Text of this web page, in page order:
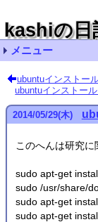
kashiの日
メニュー
最近の記事一覧
kv-0.4.62
kv-0.4.61
kv-0.4.60
kv-0.4.59
非正規化数
最近のコメント
Ubuntu 24.04
Ubuntu
使うときの
Ubuntu 20.04
Ubuntu
し
Ubuntu
使うときの
タグリスト
精度保証
ubuntu (73)
その他 (10)
自転車 (1)
ubuntuインストー
ubuntuインストー
2014/05/29(木)
このへんは研究に
sudo apt-get
sudo /usr/share/
sudo apt-get
sudo apt-get